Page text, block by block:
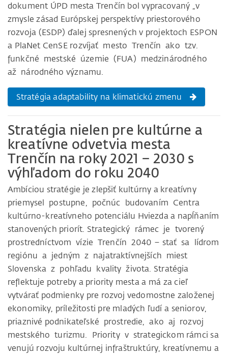
dokument ÚPD mesta Trenčín bol vypracovaný „v
zmysle zásad Európskej perspektívy priestorového
rozvoja (ESDP) ďalej spresnených v projektoch ESPON
a PlaNet CenSE rozvíjať mesto Trenčín ako tzv.
funkčné mestské územie (FUA) medzinárodného
až národného významu.
Stratégia adaptability na klimatickú zmenu
Stratégia nielen pre kultúrne a
kreatívne odvetvia mesta
Trenčín na roky 2021 – 2030 s
výhľadom do roku 2040
Ambíciou stratégie je zlepšiť kultúrny a kreatívny
priemysel postupne, počnúc budovaním Centra
kultúrno-kreatívneho potenciálu Hviezda a napĺňaním
stanovených priorít. Strategický rámec je tvorený
prostredníctvom vízie Trenčín 2040 – stať sa lídrom
regiónu a jedným z najatraktívnejších miest
Slovenska z pohľadu kvality života. Stratégia
reflektuje potreby a priority mesta a má za cieľ
vytvárať podmienky pre rozvoj vedomostne založenej
ekonomiky, príležitosti pre mladých ľudí a seniorov,
priaznivé podnikateľské prostredie, ako aj rozvoj
mestského turizmu. Priority v strategickom rámci sa
venujú rozvoju kultúrnej infraštruktúry, kreatívnemu a